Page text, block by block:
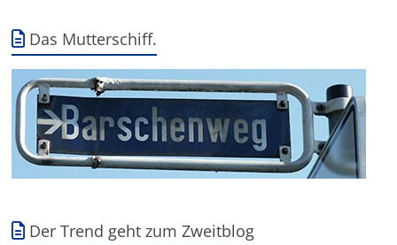
Das Mutterschiff.
Der Trend geht zum Zweitblog